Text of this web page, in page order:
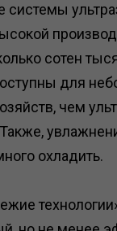
сотен
для
чем
охладить.